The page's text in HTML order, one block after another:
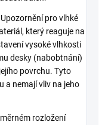
Upozornění pro vlhké
který reaguje na
vysoké vlhkosti
desky (nabobtnání)
povrchu. Tyto
a nemají vliv na jeho
rozložení